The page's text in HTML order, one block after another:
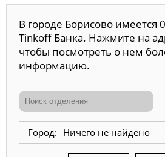
В городе Борисово имеется
Tinkoff Банка. Нажмите на
чтобы посмотреть о нем
информацию.
Ничего не найдено